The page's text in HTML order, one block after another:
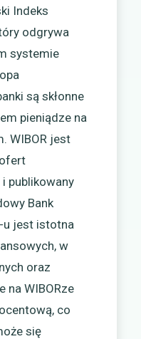
Indeks
odgrywa
systemie
są skłonne
pieniądze na
WIBOR jest
i publikowany
Bank
u jest istotna
w
oraz
na WIBORze
co
się